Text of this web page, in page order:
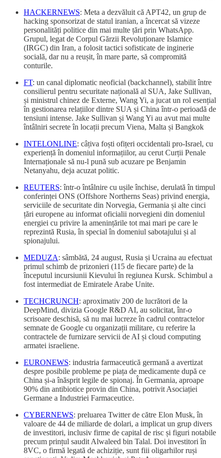
HACKERNEWS: Meta a dezvăluit că APT42, un grup de
hacking sponsorizat de statul iranian, a încercat să vizeze
personalități politice din mai multe țări prin WhatsApp.
Grupul, legat de Corpul Gărzii Revoluționare Islamice
(IRGC) din Iran, a folosit tactici sofisticate de inginerie
socială, dar nu a reușit, în mare parte, să compromită
conturile.
FT: un canal diplomatic neoficial (backchannel), stabilit între
consilierul pentru securitate națională al SUA, Jake Sullivan,
și ministrul chinez de Externe, Wang Yi, a jucat un rol esențial
în gestionarea relațiilor dintre SUA și China într-o perioadă de
tensiuni intense. Jake Sullivan și Wang Yi au avut mai multe
întâlniri secrete în locații precum Viena, Malta și Bangkok
INTELONLINE: câțiva foști ofițeri occidentali pro-Israel, cu
experiență în domeniul informațiilor, au cerut Curții Penale
Internaționale să nu-l pună sub acuzare pe Benjamin
Netanyahu, deja acuzat politic.
REUTERS: într-o întâlnire cu ușile închise, derulată în timpul
conferinței ONS (Offshore Northerns Seas) privind energia,
serviciile de securitate din Norvegia, Germania și alte cinci
țări europene au informat oficialii norvegieni din domeniul
energiei cu privire la amenințările tot mai mari pe care le
reprezintă Rusia, în special în domeniul sabotajului și al
spionajului.
MEDUZA: sâmbătă, 24 august, Rusia și Ucraina au efectuat
primul schimb de prizonieri (115 de fiecare parte) de la
începutul incursiunii Kievului în regiunea Kursk. Schimbul a
fost intermediat de Emiratele Arabe Unite.
TECHCRUNCH: aproximativ 200 de lucrători de la
DeepMind, divizia Google R&D AI, au solicitat, înr-o
scrisoare deschisă, să nu mai lucreze în cadrul contractelor
semnate de Google cu organizații militare, cu referire la
contractele de furnizare servicii de AI și cloud computing
armatei israeliene.
EURONEWS: industria farmaceutică germană a avertizat
despre posibile probleme pe piața de medicamente după ce
China și-a înăsprit legile de spionaj. În Germania, aproape
90% din antibiotice provin din China, potrivit Asociației
Germane a Industriei Farmaceutice.
CYBERNEWS: preluarea Twitter de către Elon Musk, în
valoare de 44 de miliarde de dolari, a implicat un grup divers
de investitori, inclusiv firme de capital de risc și figuri notabile
precum prințul saudit Alwaleed bin Talal. Doi investitori în
8VC, o firmă legată de achiziție, sunt fiii oligarhilor ruși